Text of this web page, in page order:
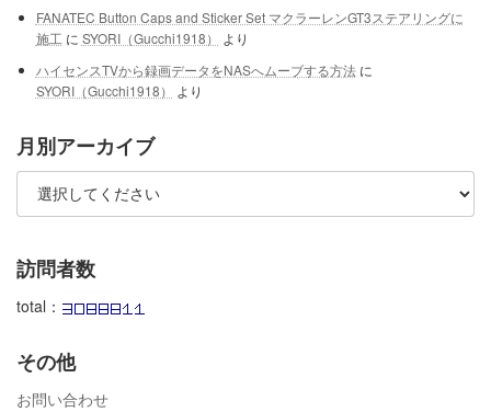
FANATEC Button Caps and Sticker Set マクラーレンGT3ステアリングに
施工 に SYORI（Gucchi1918）
より
ハイセンスTVから録画データをNASへムーブする方法に
SYORI（Gucchi1918）
より
月別アーカイブ
訪問者数
total：
その他
お問い合わせ